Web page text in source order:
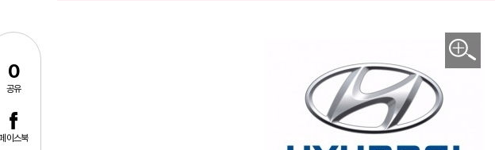
0
공유
이스북